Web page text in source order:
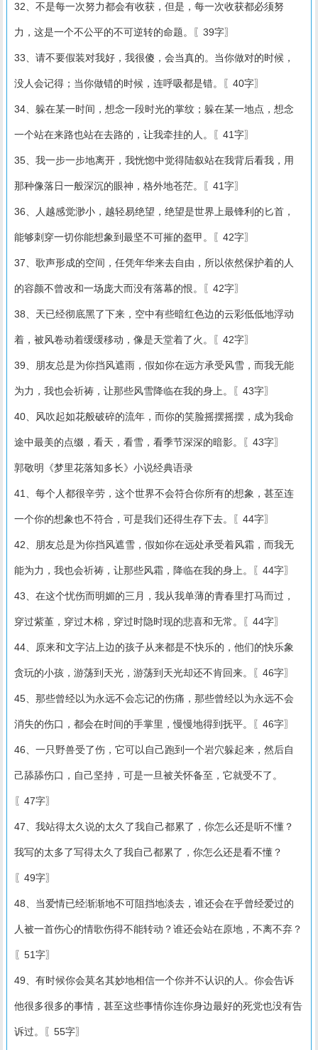
32、不是每一次努力都会有收获，但是，每一次收获都必须努
力，这是一个不公平的不可逆转的命题。〖39字〗
33、请不要假装对我好，我很傻，会当真的。当你做对的时候，
没人会记得；当你做错的时候，连呼吸都是错。〖40字〗
34、躲在某一时间，想念一段时光的掌纹；躲在某一地点，想念
一个站在来路也站在去路的，让我牵挂的人。〖41字〗
35、我一步一步地离开，我恍惚中觉得陆叙站在我背后看我，用
那种像落日一般深沉的眼神，格外地苍茫。〖41字〗
36、人越感觉渺小，越轻易绝望，绝望是世界上最锋利的匕首，
能够刺穿一切你能想象到最坚不可摧的盔甲。〖42字〗
37、歌声形成的空间，任凭年华来去自由，所以依然保护着的人
的容颜不曾改和一场庞大而没有落幕的恨。〖42字〗
38、天已经彻底黑了下来，空中有些暗红色边的云彩低低地浮动
着，被风卷动着缓缓移动，像是天堂着了火。〖42字〗
39、朋友总是为你挡风遮雨，假如你在远方承受风雪，而我无能
为力，我也会祈祷，让那些风雪降临在我的身上。〖43字〗
40、风吹起如花般破碎的流年，而你的笑脸摇摆摇摆，成为我命
途中最美的点缀，看天，看雪，看季节深深的暗影。〖43字〗
郭敬明《梦里花落知多长》小说经典语录
41、每个人都很辛劳，这个世界不会符合你所有的想象，甚至连
一个你的想象也不符合，可是我们还得生存下去。〖44字〗
42、朋友总是为你挡风遮雪，假如你在远处承受着风霜，而我无
能为力，我也会祈祷，让那些风霜，降临在我的身上。〖44字〗
43、在这个忧伤而明媚的三月，我从我单薄的青春里打马而过，
穿过紫堇，穿过木棉，穿过时隐时现的悲喜和无常。〖44字〗
44、原来和文字沾上边的孩子从来都是不快乐的，他们的快乐象
贪玩的小孩，游荡到天光，游荡到天光却还不肯回来。〖46字〗
45、那些曾经以为永远不会忘记的伤痛，那些曾经以为永远不会
消失的伤口，都会在时间的手掌里，慢慢地得到抚平。〖46字〗
46、一只野兽受了伤，它可以自己跑到一个岩穴躲起来，然后自
己舔舔伤口，自己坚持，可是一旦被关怀备至，它就受不了。
〖47字〗
47、我站得太久说的太久了我自己都累了，你怎么还是听不懂？
我写的太多了写得太久了我自己都累了，你怎么还是看不懂？
〖49字〗
48、当爱情已经渐渐地不可阻挡地淡去，谁还会在乎曾经爱过的
人被一首伤心的情歌伤得不能转动？谁还会站在原地，不离不弃？
〖51字〗
49、有时候你会莫名其妙地相信一个你并不认识的人。你会告诉
他很多很多的事情，甚至这些事情你连你身边最好的死党也没有告
诉过。〖55字〗